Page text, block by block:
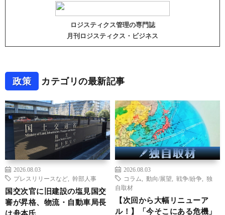
ロジスティクス管理の専門誌
月刊ロジスティクス・ビジネス
政策 カテゴリの最新記事
2026.08.03
プレスリリースなど
幹部人事
国交次官に旧建設の塩見国交
審が昇格、物流・自動車局長
は舟本氏
2026.08.03
コラム
動向/展望 戦争/紛争
独
自取材
【次回から大幅リニューア
ル！】「今そこにある危機」